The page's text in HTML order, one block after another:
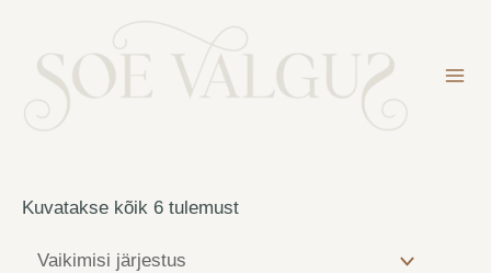
content
Kuvatakse kõik 6 tulemust